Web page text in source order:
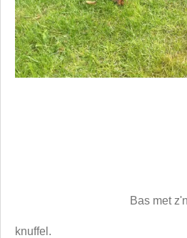
Bas met z'n
knuffel.